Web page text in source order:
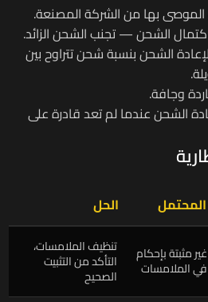
بها من الشركة المصنعة.
الشحن — تجنب الشحن الزائد.
لإعادة الشحن بنسبة شحن تتراوح بين
وجافة.
الشحن عندما لم تعد قادرة على
الحل
مثبتة بإحكام
الملامسات
تنظيف الملامسات،
التأكد من التثبيت
الصحيح